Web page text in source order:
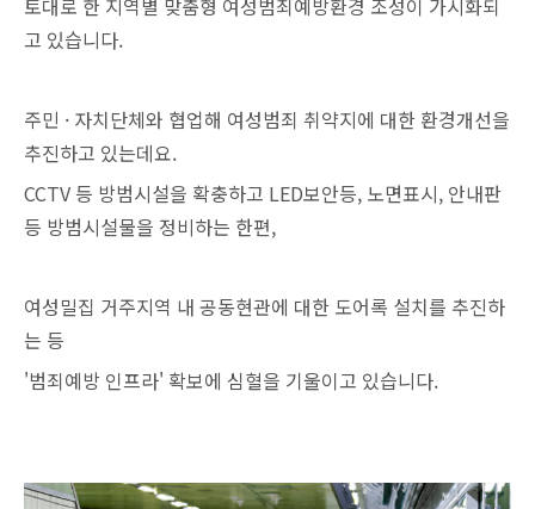
토대로 한 지역별 맞춤형 여성범죄예방환경 조성이 가시화되
고 있습니다.
주민 · 자치단체와 협업해 여성범죄 취약지에 대한 환경개선을
추진하고 있는데요.
CCTV 등 방범시설을 확충하고 LED보안등, 노면표시, 안내판
등 방범시설물을 정비하는 한편,
여성밀집 거주지역 내 공동현관에 대한 도어록 설치를 추진하
는 등
'범죄예방 인프라' 확보에 심혈을 기울이고 있습니다.